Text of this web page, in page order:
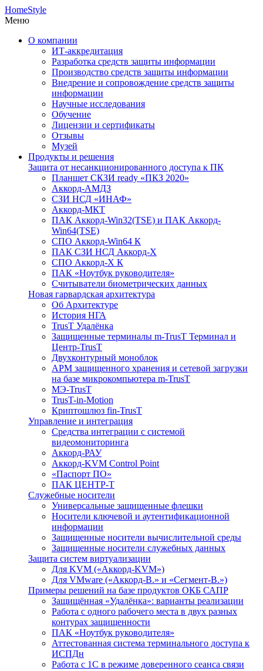
HomeStyle
Меню
О компании
ИТ-аккредитация
Разработка средств защиты информации
Производство средств защиты информации
Внедрение и сопровождение средств защиты
информации
Научные исследования
Обучение
Лицензии и сертификаты
Отзывы
Музей
Продукты и решения
Защита от несанкционированного доступа к ПК
Планшет СКЗИ ready «ПКЗ 2020»
Аккорд-АМДЗ
СЗИ НСД «ИНАФ»
Аккорд-МКТ
ПАК Аккорд-Win32(TSE) и ПАК Аккорд-
Win64(TSE)
СПО Аккорд-Win64 К
ПАК СЗИ НСД Аккорд-X
СПО Аккорд-X К
ПАК «Ноутбук руководителя»
Cчитыватели биометрических данных
Новая гарвардская архитектура
Об Архитектуре
История НГА
TrusT Удалёнка
Защищенные терминалы m-TrusT Терминал и
Центр-TrusT
Двухконтурный моноблок
АРМ защищенного хранения и сетевой загрузки
на базе микрокомпьютера m-TrusT
МЭ-TrusT
TrusT-in-Motion
Криптошлюз fin-TrusT
Управление и интеграция
Средства интеграции с системой
видеомониторинга
Аккорд-РАУ
Аккорд-KVM Control Point
«Паспорт ПО»
ПАК ЦЕНТР-Т
Служебные носители
Универсальные защищенные флешки
Носители ключевой и аутентификационной
информации
Защищенные носители вычислительной среды
Защищенные носители служебных данных
Защита систем виртуализации
Для KVM («Аккорд-KVM»)
Для VMware («Аккорд-В.» и «Сегмент-В.»)
Примеры решений на базе продуктов ОКБ САПР
Защищённая «Удалёнка»: варианты реализации
Работа с одного рабочего места в двух разных
контурах защищенности
ПАК «Ноутбук руководителя»
Аттестованная система терминального доступа к
ИСПДн
Работа с 1С в режиме доверенного сеанса связи